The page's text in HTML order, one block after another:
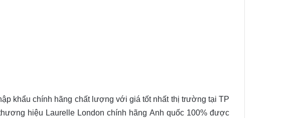
khẩu chính hãng chất lượng với giá tốt nhất thị trường tại TP
hiệu Laurelle London chính hãng Anh quốc 100% được